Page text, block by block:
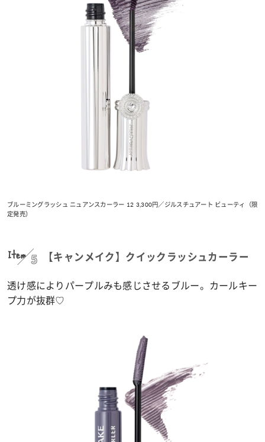
ブルーミングラッシュ ニュアンスカーラー 12 3,300円／ジルスチュアート ビューティ（限
定発売）
Item 5 【キャンメイク】クイックラッシュカーラー
透け感によりパープルみも感じさせるブルー。カールキー
プ力が抜群♡